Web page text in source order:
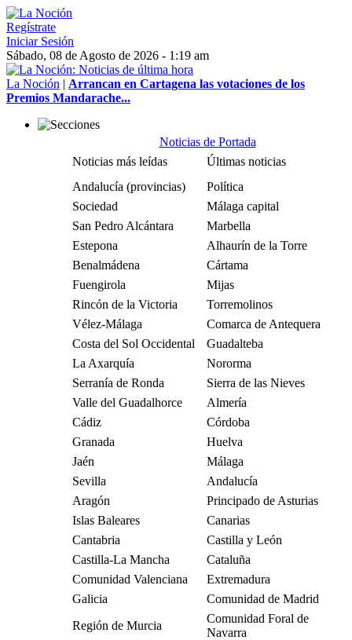
Regístrate
Iniciar Sesión
Sábado, 08 de Agosto de 2026 - 1:19 am
La Noción | Arrancan en Cartagena las votaciones de los
Premios Mandarache...
Noticias de Portada
Noticias más leídas
Últimas noticias
Andalucía (provincias)
Política
Sociedad
Málaga capital
San Pedro Alcántara
Marbella
Estepona
Alhaurín de la Torre
Benalmádena
Cártama
Fuengirola
Mijas
Rincón de la Victoria
Torremolinos
Vélez-Málaga
Comarca de Antequera
Costa del Sol Occidental
Guadalteba
La Axarquía
Nororma
Serranía de Ronda
Sierra de las Nieves
Valle del Guadalhorce
Almería
Cádiz
Córdoba
Granada
Huelva
Jaén
Málaga
Sevilla
Andalucía
Aragón
Principado de Asturias
Islas Baleares
Canarias
Cantabria
Castilla y León
Castilla-La Mancha
Cataluña
Comunidad Valenciana
Extremadura
Galicia
Comunidad de Madrid
Región de Murcia
Comunidad Foral de
Navarra